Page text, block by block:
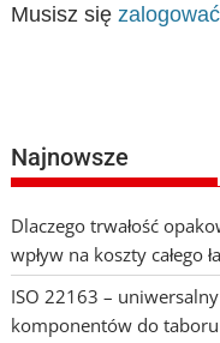
Musisz się zalogować
Najnowsze
Dlaczego trwałość
wpływ na koszty całego
ISO 22163 –
komponentów do